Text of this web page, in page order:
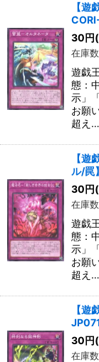
【遊
30円
在庫
遊戯
態：
示」
お願
超え…
【
ル/罠
30円
在庫
遊戯
態：
示」
お願
超え…
【
30円
在庫